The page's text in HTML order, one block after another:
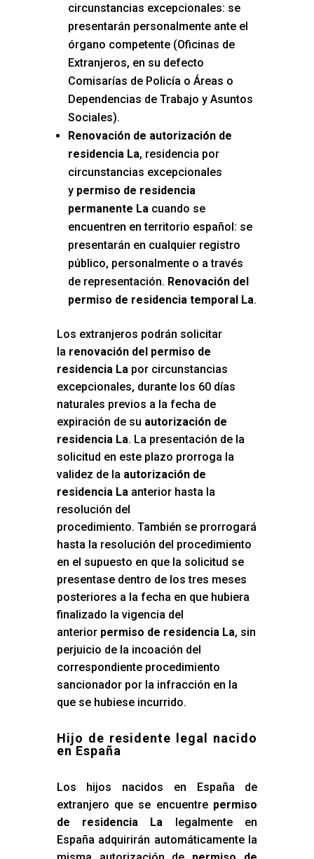
circunstancias excepcionales: se
presentarán personalmente ante el
órgano competente (Oficinas de
Extranjeros, en su defecto
Comisarías de Policía o Áreas o
Dependencias de Trabajo y Asuntos
Sociales).
Renovación de autorización de
residencia La, residencia por
circunstancias excepcionales
y permiso de residencia
permanente Lacuando se
encuentren en territorio español: se
presentarán en cualquier registro
público, personalmente o a través
de representación. Renovación del
permiso de residencia temporal La.
Los extranjeros podrán solicitar
la renovación del permiso de
residencia Lapor circunstancias
excepcionales, durante los 60 días
naturales previos a la fecha de
expiración de su autorización de
residencia La. La presentación de la
solicitud en este plazo prorroga la
validez de la autorización de
residencia Laanterior hasta la
resolución del
procedimiento. También se prorrogará
hasta la resolución del procedimiento
en el supuesto en que la solicitud se
presentase dentro de los tres meses
posteriores a la fecha en que hubiera
finalizado la vigencia del
anterior permiso de residencia La, sin
perjuicio de la incoación del
correspondiente procedimiento
sancionador por la infracción en la
que se hubiese incurrido.
Hijo de residente legal nacido
en España
Los hijos nacidos en España de
extranjero que se encuentre permiso
de residencia La legalmente en
España adquirirán automáticamente la